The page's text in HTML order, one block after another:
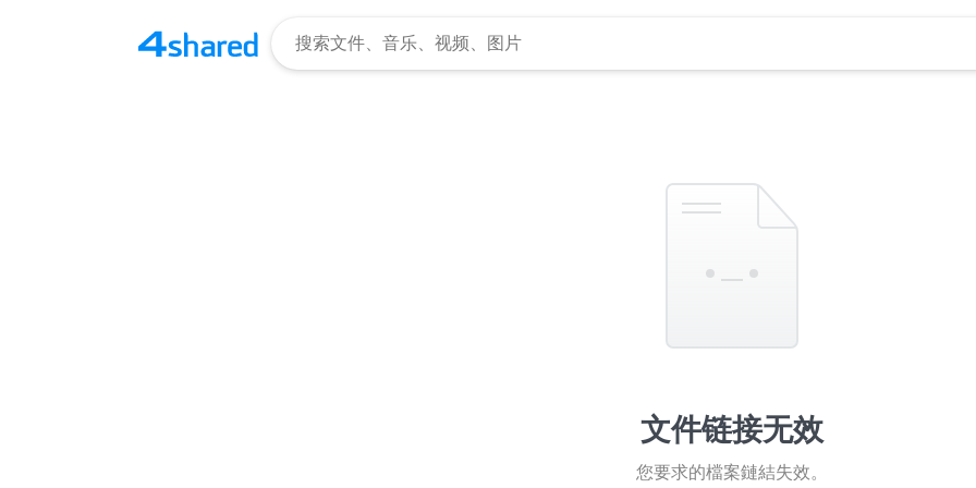
文件链接无效
您要求的檔案鏈結失效。